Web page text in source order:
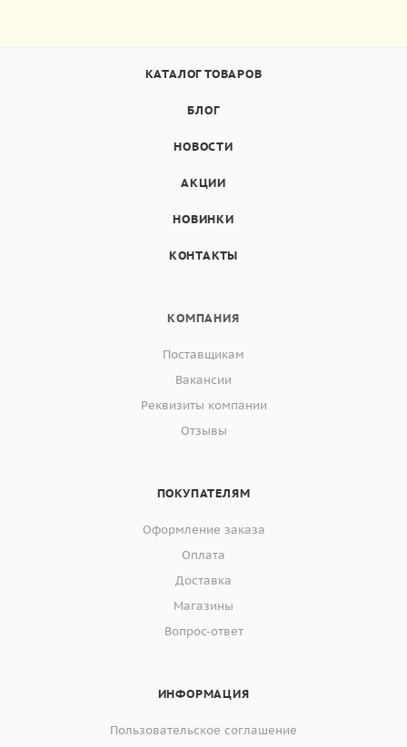
КАТАЛОГ ТОВАРОВ
БЛОГ
НОВОСТИ
АКЦИИ
НОВИНКИ
КОНТАКТЫ
КОМПАНИЯ
Поставщикам
Вакансии
Реквизиты компании
Отзывы
ПОКУПАТЕЛЯМ
Оформление заказа
Оплата
Доставка
Магазины
Вопрос-ответ
ИНФОРМАЦИЯ
Пользовательское соглашение